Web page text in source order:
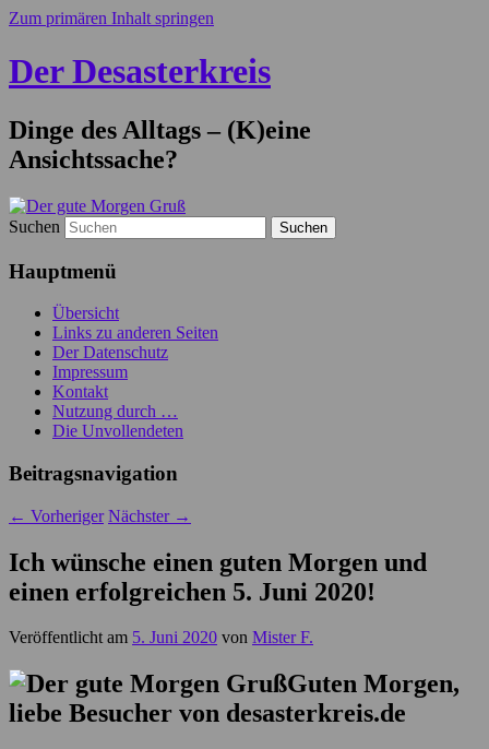
Zum primären Inhalt springen
Der Desasterkreis
Dinge des Alltags – (K)eine
Ansichtssache?
Suchen
Hauptmenü
Übersicht
Links zu anderen Seiten
Der Datenschutz
Impressum
Kontakt
Nutzung durch …
Die Unvollendeten
Beitragsnavigation
← Vorheriger Nächster →
Ich wünsche einen guten Morgen und
einen erfolgreichen 5. Juni 2020!
Veröffentlicht am 5. Juni 2020 von Mister F.
Guten Morgen,
liebe Besucher von desasterkreis.de